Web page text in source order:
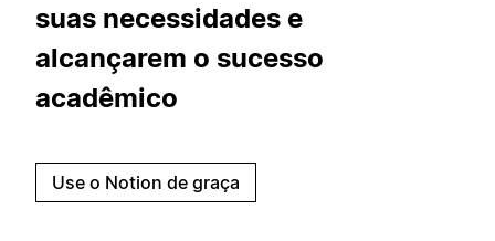
suas necessidades e
alcançarem o sucesso
acadêmico
Use o Notion de graça